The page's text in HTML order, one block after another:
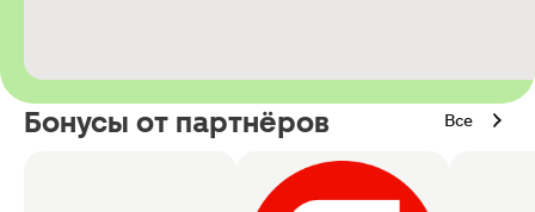
Бонусы от партнёров Все